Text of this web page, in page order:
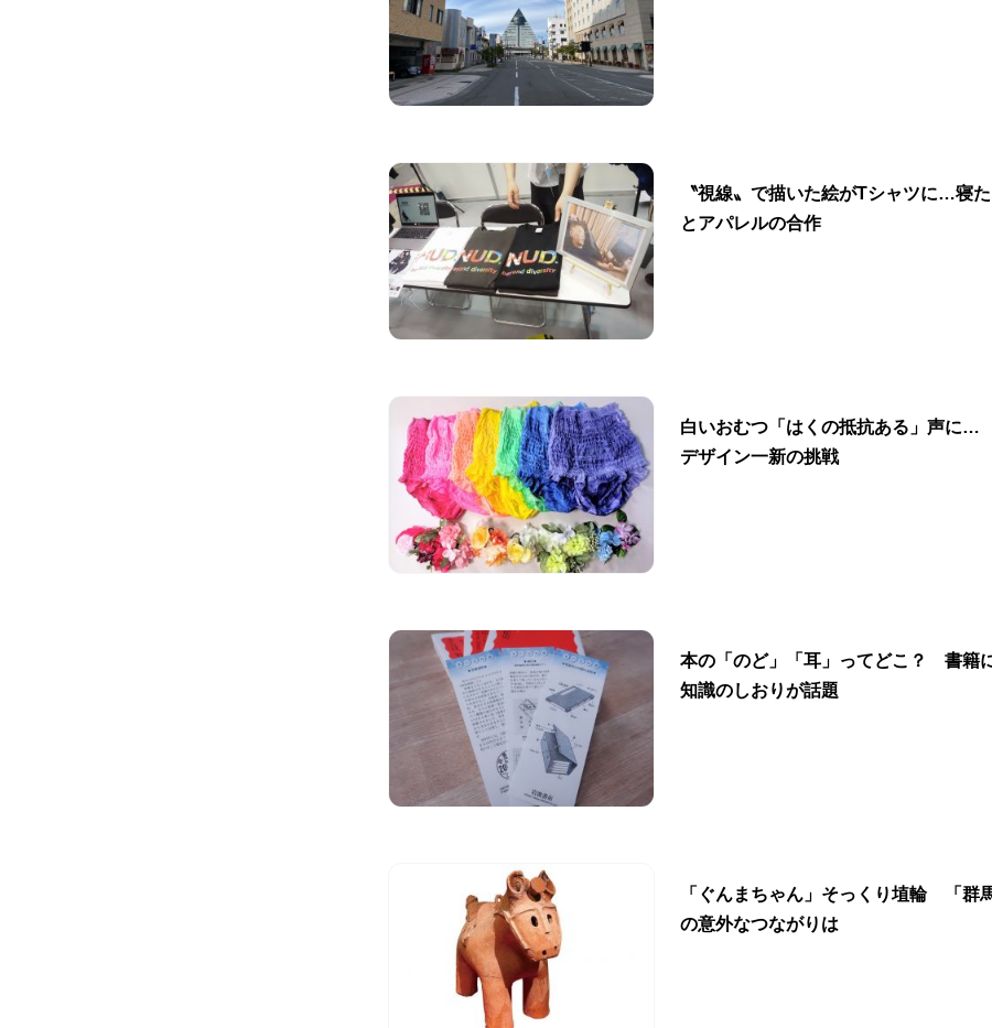
〝視線〟で描いた絵がTシャツに…寝
とアパレルの合作
白いおむつ「はくの抵抗ある」声に…
デザイン一新の挑戦
本の「のど」「耳」ってどこ？ 書籍
知識のしおりが話題
「ぐんまちゃん」そっくり埴輪 「群
の意外なつながりは